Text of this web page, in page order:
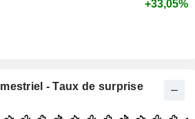
+33,05%
- Taux de surprise